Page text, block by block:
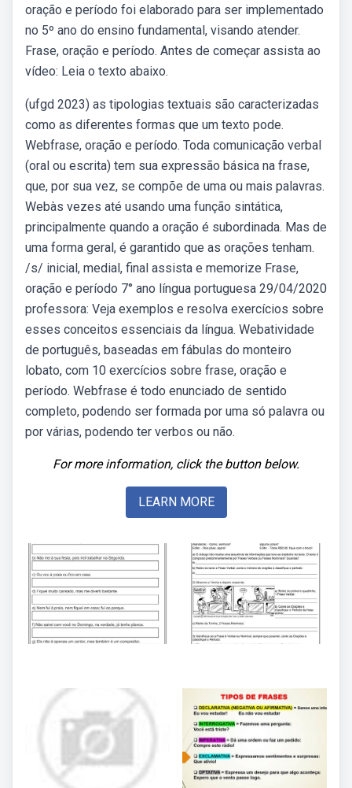
oração e período foi elaborado para ser implementado
no 5º ano do ensino fundamental, visando atender.
Frase, oração e período. Antes de começar assista ao
vídeo: Leia o texto abaixo.
(ufgd 2023) as tipologias textuais são caracterizadas
como as diferentes formas que um texto pode.
Webfrase, oração e período. Toda comunicação verbal
(oral ou escrita) tem sua expressão básica na frase,
que, por sua vez, se compõe de uma ou mais palavras.
Webàs vezes até usando uma função sintática,
principalmente quando a oração é subordinada. Mas de
uma forma geral, é garantido que as orações tenham.
/s/ inicial, medial, final assista e memorize Frase,
oração e período 7° ano língua portuguesa 29/04/2020
professora: Veja exemplos e resolva exercícios sobre
esses conceitos essenciais da língua. Webatividade
de português, baseadas em fábulas do monteiro
lobato, com 10 exercícios sobre frase, oração e
período. Webfrase é todo enunciado de sentido
completo, podendo ser formada por uma só palavra ou
por várias, podendo ter verbos ou não.
For more information, click the button below.
LEARN MORE